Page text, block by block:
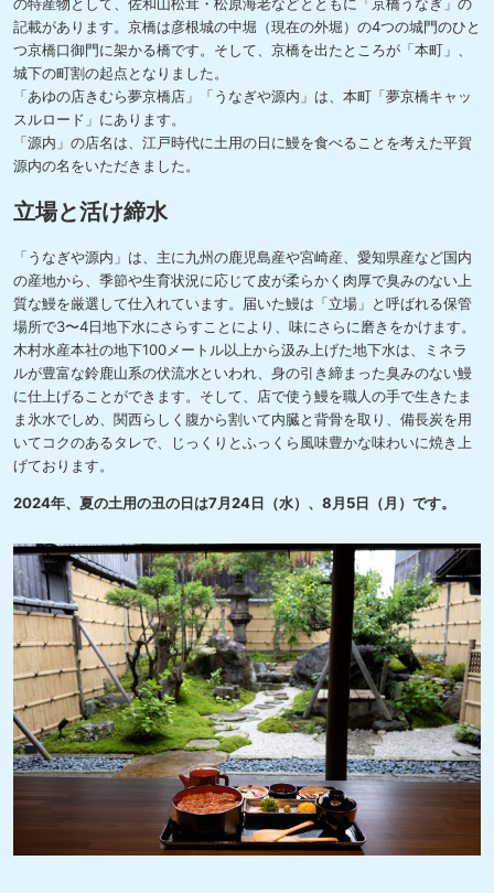
の特産物として、佐和山松茸・松原海老などとともに「京橋うなぎ」の
記載があります。京橋は彦根城の中堀（現在の外堀）の4つの城門のひと
つ京橋口御門に架かる橋です。そして、京橋を出たところが「本町」、
城下の町割の起点となりました。
「あゆの店きむら夢京橋店」「うなぎや源内」は、本町「夢京橋キャッ
スルロード」にあります。
「源内」の店名は、江戸時代に土用の日に鰻を食べることを考えた平賀
源内の名をいただきました。
立場と活け締水
「うなぎや源内」は、主に九州の鹿児島産や宮崎産、愛知県産など国内
の産地から、季節や生育状況に応じて皮が柔らかく肉厚で臭みのない上
質な鰻を厳選して仕入れています。届いた鰻は「立場」と呼ばれる保管
場所で3〜4日地下水にさらすことにより、味にさらに磨きをかけます。
木村水産本社の地下100メートル以上から汲み上げた地下水は、ミネラ
ルが豊富な鈴鹿山系の伏流水といわれ、身の引き締まった臭みのない鰻
に仕上げることができます。そして、店で使う鰻を職人の手で生きたま
ま氷水でしめ、関西らしく腹から割いて内臓と背骨を取り、備長炭を用
いてコクのあるタレで、じっくりとふっくら風味豊かな味わいに焼き上
げております。
2024年、夏の土用の丑の日は7月24日（水）、8月5日（月）です。